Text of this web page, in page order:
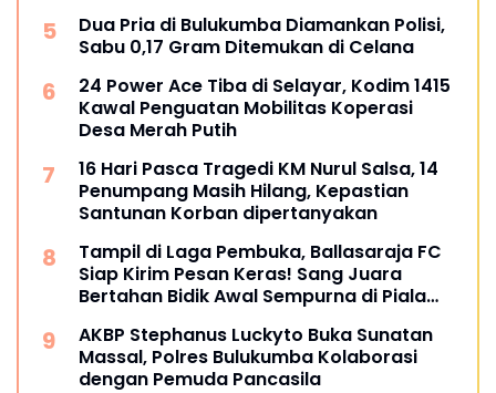
Dua Pria di Bulukumba Diamankan Polisi,
Sabu 0,17 Gram Ditemukan di Celana
24 Power Ace Tiba di Selayar, Kodim 1415
Kawal Penguatan Mobilitas Koperasi
Desa Merah Putih
16 Hari Pasca Tragedi KM Nurul Salsa, 14
Penumpang Masih Hilang, Kepastian
Santunan Korban dipertanyakan
Tampil di Laga Pembuka, Ballasaraja FC
Siap Kirim Pesan Keras! Sang Juara
Bertahan Bidik Awal Sempurna di Piala
AKBP Stephanus Luckyto Buka Sunatan
Massal, Polres Bulukumba Kolaborasi
dengan Pemuda Pancasila